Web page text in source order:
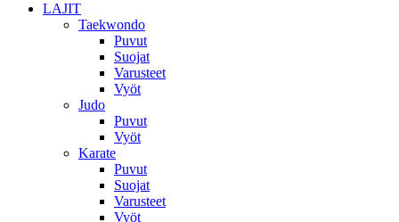
LAJIT
Taekwondo
Puvut
Suojat
Varusteet
Vyöt
Judo
Puvut
Vyöt
Karate
Puvut
Suojat
Varusteet
Vyöt